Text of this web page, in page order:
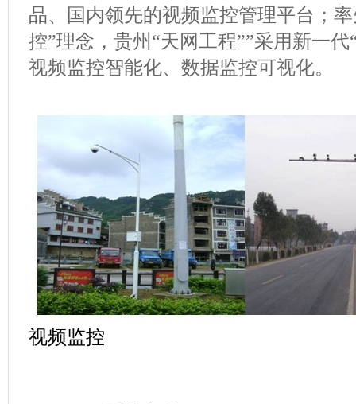
品、国内领先的视频监控管理平台；
控”理念，贵州“天网工程””采用新一
视频监控智能化、数据监控可视化。
视频监控